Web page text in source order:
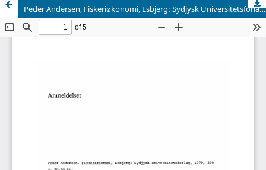
Peder Andersen, Fiskeriøkonomi, Esbjerg: Sydjysk Universitetsforlag, 1979, 298 s. 98,50 kr.